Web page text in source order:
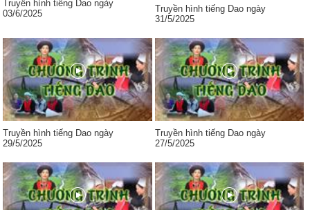
Truyền hình tiếng Dao ngày
03/6/2025
Truyền hình tiếng Dao ngày
31/5/2025
Truyền hình tiếng Dao ngày
29/5/2025
Truyền hình tiếng Dao ngày
27/5/2025